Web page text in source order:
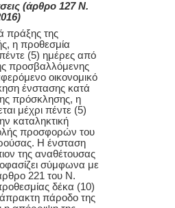
(άρθρο 127 Ν.
πράξης της
η προθεσμία
(5) ημέρες από
προσβαλλόμενης
οικονομικό
ένστασης κατά
πρόσκλησης, η
μέχρι πέντε (5)
καταληκτική
προσφορών του
Η ένσταση
της αναθέτουσας
σύμφωνα με
221 του Ν.
δέκα (10)
πάροδο της